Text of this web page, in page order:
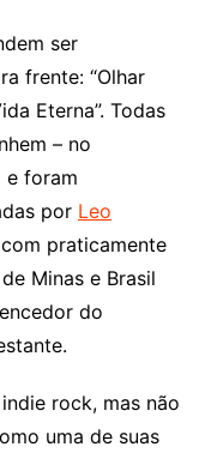
ser
frente: “Olhar
Eterna”. Todas
– no
e foram
por Leo
praticamente
Minas e Brasil
do
rock, mas não
uma de suas